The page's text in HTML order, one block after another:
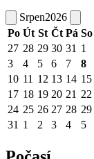
Srpen2026
Po Út St Čt Pá So
27 28 29 30 31 1
3
4 5 6 7 8
10 11 12 13 14 15
17 18 19 20 21 22
24 25 26 27 28 29
31 1 2 3 4 5